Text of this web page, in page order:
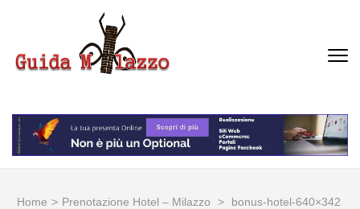
(premi
GUIDA MILAZZO
Home > Prenotazione Hotel – Milazzo > bonus-hotel-640×342